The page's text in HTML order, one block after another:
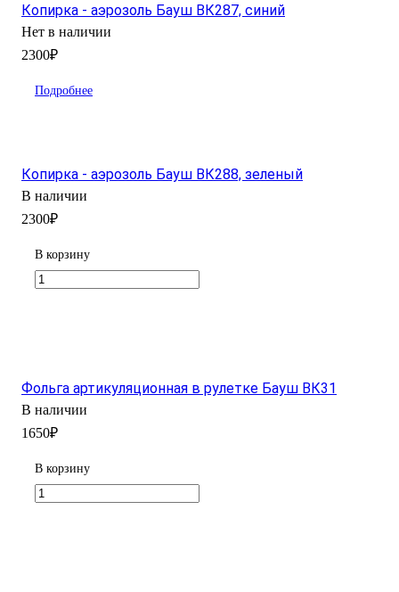
Копирка - аэрозоль Бауш ВК287, синий
Нет в наличии
2300₽
Подробнее
Копирка - аэрозоль Бауш ВК288, зеленый
В наличии
2300₽
В корзину
Фольга артикуляционная в рулетке Бауш ВК31
В наличии
1650₽
В корзину